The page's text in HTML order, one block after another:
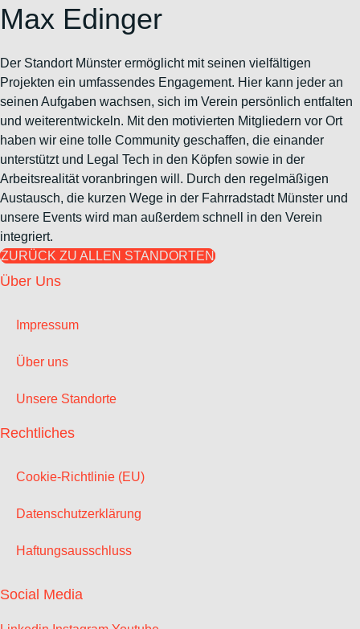
Max Edinger
Der Standort Münster ermöglicht mit seinen vielfältigen
Projekten ein umfassendes Engagement. Hier kann jeder an
seinen Aufgaben wachsen, sich im Verein persönlich entfalten
und weiterentwickeln. Mit den motivierten Mitgliedern vor Ort
haben wir eine tolle Community geschaffen, die einander
unterstützt und Legal Tech in den Köpfen sowie in der
Arbeitsrealität voranbringen will. Durch den regelmäßigen
Austausch, die kurzen Wege in der Fahrradstadt Münster und
unsere Events wird man außerdem schnell in den Verein
integriert.
ZURÜCK ZU ALLEN STANDORTEN
Über Uns
Impressum
Über uns
Unsere Standorte
Rechtliches
Cookie-Richtlinie (EU)
Datenschutzerklärung
Haftungsausschluss
Social Media